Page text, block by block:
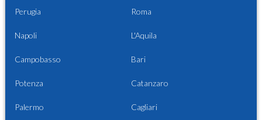
Perugia Roma
Napoli L'Aquila
Campobasso Bari
Potenza Catanzaro
Palermo Cagliari